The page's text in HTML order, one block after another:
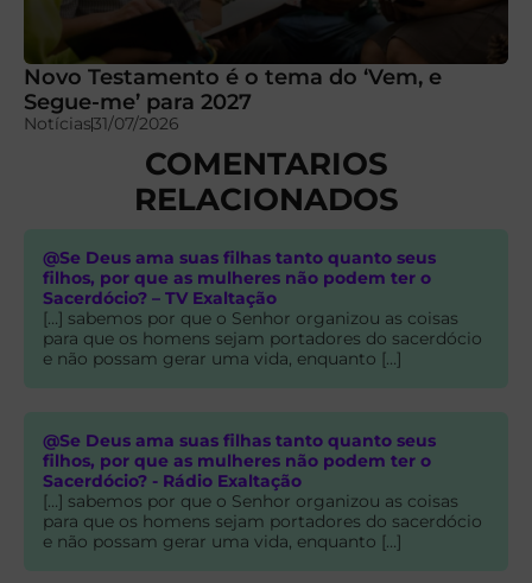
Novo Testamento é o tema do ‘Vem, e
Segue-me’ para 2027
Notícias31/07/2026
COMENTARIOS
RELACIONADOS
@Se Deus ama suas filhas tanto quanto seus
filhos, por que as mulheres não podem ter o
Sacerdócio? – TV Exaltação
[…] sabemos por que o Senhor organizou as coisas
para que os homens sejam portadores do sacerdócio
e não possam gerar uma vida, enquanto […]
@Se Deus ama suas filhas tanto quanto seus
filhos, por que as mulheres não podem ter o
Sacerdócio? - Rádio Exaltação
[…] sabemos por que o Senhor organizou as coisas
para que os homens sejam portadores do sacerdócio
e não possam gerar uma vida, enquanto […]